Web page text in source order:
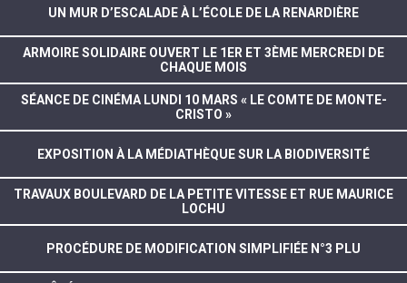
UN MUR D’ESCALADE À L’ÉCOLE DE LA RENARDIÈRE
ARMOIRE SOLIDAIRE OUVERT LE 1ER ET 3ÈME MERCREDI DE
CHAQUE MOIS
SÉANCE DE CINÉMA LUNDI 10 MARS « LE COMTE DE MONTE-
CRISTO »
EXPOSITION À LA MÉDIATHÈQUE SUR LA BIODIVERSITÉ
TRAVAUX BOULEVARD DE LA PETITE VITESSE ET RUE MAURICE
LOCHU
PROCÉDURE DE MODIFICATION SIMPLIFIÉE N°3 PLU